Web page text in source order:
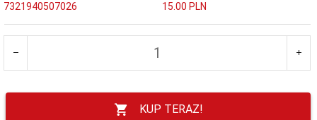
7321940507026
15.00 PLN
KUP TERAZ!